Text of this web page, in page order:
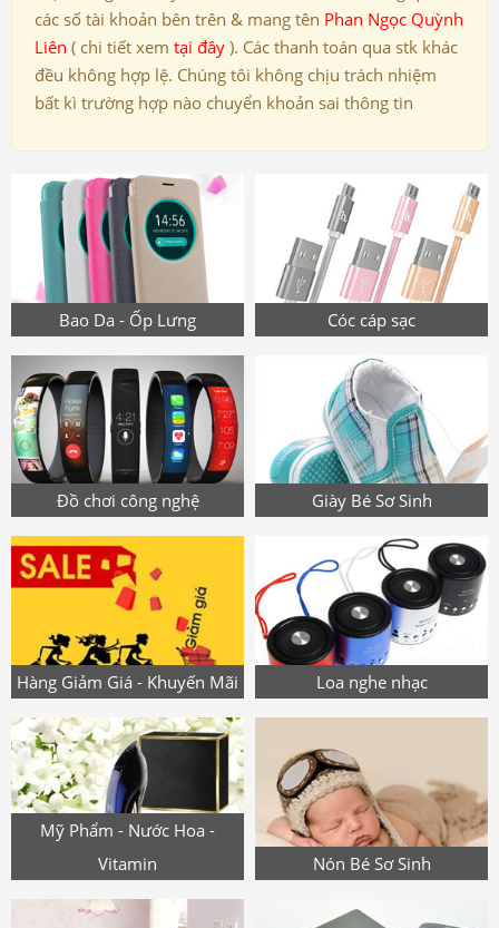
các số tài khoản bên trên & mang tên Phan Ngọc Quỳnh
Liên ( chi tiết xem tại đây ). Các thanh toán qua stk khác
đều không hợp lệ. Chúng tôi không chịu trách nhiệm
bất kì trường hợp nào chuyển khoản sai thông tin
Bao Da - Ốp Lưng Cóc cáp sạc
Đồ chơi công nghệ Giày Bé Sơ Sinh
Hàng Giảm Giá - Khuyến Mãi Loa nghe nhạc
Mỹ Phẩm - Nước Hoa -
Vitamin
Nón Bé Sơ Sinh